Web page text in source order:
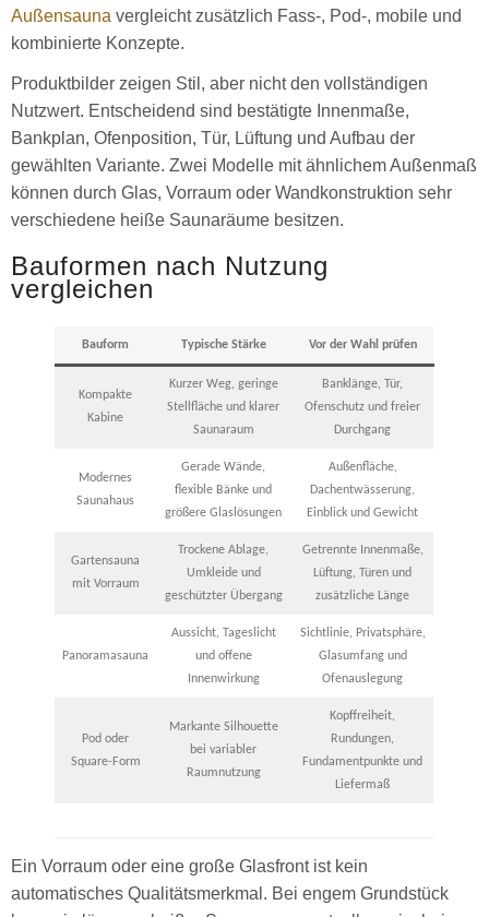
Außensauna vergleicht zusätzlich Fass-, Pod-, mobile und
kombinierte Konzepte.
Produktbilder zeigen Stil, aber nicht den vollständigen
Nutzwert. Entscheidend sind bestätigte Innenmaße,
Bankplan, Ofenposition, Tür, Lüftung und Aufbau der
gewählten Variante. Zwei Modelle mit ähnlichem Außenmaß
können durch Glas, Vorraum oder Wandkonstruktion sehr
verschiedene heiße Saunaräume besitzen.
Bauformen nach Nutzung
vergleichen
Bauform Typische Stärke Vor der Wahl prüfen
Kompakte
Kabine
Kurzer Weg, geringe
Stellfläche und klarer
Saunaraum
Banklänge, Tür,
Ofenschutz und freier
Durchgang
Modernes
Saunahaus
Gerade Wände,
flexible Bänke und
größere Glaslösungen
Außenfläche,
Dachentwässerung,
Einblick und Gewicht
Gartensauna
mit Vorraum
Trockene Ablage,
Umkleide und
geschützter Übergang
Getrennte Innenmaße,
Lüftung, Türen und
zusätzliche Länge
Panoramasauna
Aussicht, Tageslicht
und offene
Innenwirkung
Sichtlinie, Privatsphäre,
Glasumfang und
Ofenauslegung
Pod oder
Square-Form
Markante Silhouette
bei variabler
Raumnutzung
Kopffreiheit,
Rundungen,
Fundamentpunkte und
Liefermaß
Ein Vorraum oder eine große Glasfront ist kein
automatisches Qualitätsmerkmal. Bei engem Grundstück